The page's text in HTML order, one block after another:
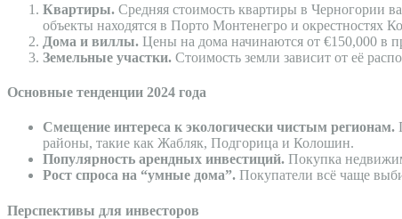
Квартиры. Средняя стоимость квартиры в Черногории
объекты находятся в Порто Монтенегро и окрестностях
Дома и виллы. Цены на дома начинаются от €150,000 в
Земельные участки. Стоимость земли зависит от её
Основные тенденции 2024 года
Смещение интереса к экологически чистым регионам.
районы, такие как Жабляк, Подгорица и Колошин.
Популярность арендных инвестиций. Покупка
Рост спроса на “умные дома”. Покупатели всё чаще
Перспективы для инвесторов